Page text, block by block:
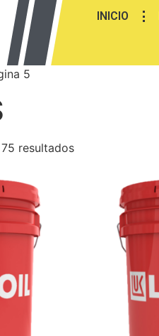
INICIO
5
resultados